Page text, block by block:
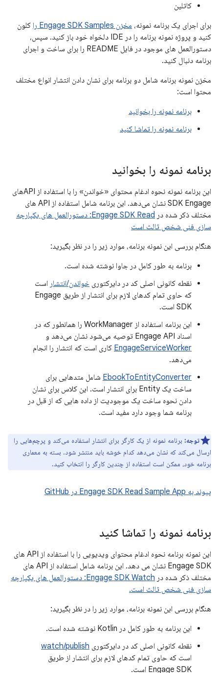
کاتلین
برای اجرای یک برنامه نمونه، مخزن Engage SDK Samples را
کلون
کنید و پروژه نمونه برنامه را در IDE دلخواه خود باز کنید. سپس،
دستورالعمل های موجود در فایل README را برای ساخت و اجرای
برنامه دنبال کنید.
مخزن نمونه برنامه شامل دو برنامه برای نشان دادن انتشار انواع مختلف
محتوا است:
برنامه نمونه را بخوانید
برنامه نمونه را تماشا کنید
برنامه نمونه را بخوانید
این برنامه نمونه نحوه ادغام محتوای «خواندن» را با استفاده از APIهای
SDK Engage نشان می‌دهد. این برنامه شامل استفاده از API های
مختلف ذکر شده در
Engage SDK Read: دستورالعمل های یکپارچه
سازی فنی شخص ثالث است
هنگام بررسی این نمونه برنامه، موارد زیر را در نظر بگیرید:
برنامه به طور کامل در جاوا نوشته شده است.
نقطه کانونی اصلی کد در دایرکتوری خواندن/انتشار است
که حاوی تمام کدهای لازم برای انتشار از طریق Engage
SDK است.
این برنامه استفاده از WorkManager را همانطور که در
اسناد Engage API توصیه می‌شود نشان می‌دهد و
EngageServiceWorker کاری است که انتشار را انجام
می‌دهد.
EbookToEntityConverter شامل متدهایی برای
ساخت یک Entity برای انتشار است. این کلاس برای نشان
دادن نحوه ساخت یک موجودیت از داده هایی که از قبل در
برنامه شما وجود دارد مفید است.
توجه: برنامه نمونه از یک کارگر برای انتشار استفاده می‌کند و پرچم‌هایی را
ارسال می‌کند که نشان می‌دهد کدام خوشه باید منتشر شود. بسته به معماری
برنامه خود، ممکن است استفاده از چندین کارگر را انتخاب کنید.
پیوند به Engage SDK Read Sample App در GitHub
برنامه نمونه را تماشا کنید
این نمونه برنامه نحوه ادغام محتوای ویدیویی را با استفاده از API های
Engage SDK نشان می دهد. این برنامه شامل استفاده از API های
مختلف ذکر شده در
Engage SDK Watch: دستورالعمل های یکپارچه
سازی فنی شخص ثالث است.
هنگام بررسی این نمونه برنامه، موارد زیر را در نظر بگیرید:
این برنامه به طور کامل در Kotlin نوشته شده است.
نقطه کانونی اصلی کد در دایرکتوری watch/publish
است که حاوی تمام کدهای لازم برای انتشار از طریق
Engage SDK است.